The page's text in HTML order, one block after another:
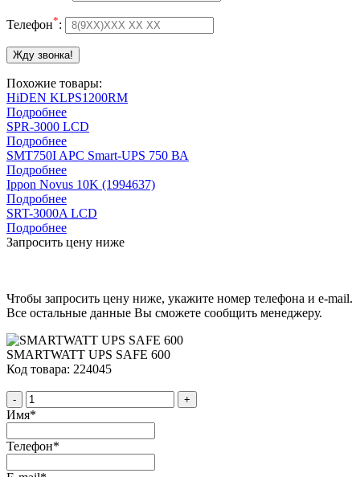
Телефон*:
Похожие товары:
HiDEN KLPS1200RM
Подробнее
SPR-3000 LCD
Подробнее
SMT750I APC Smart-UPS 750 ВА
Подробнее
Ippon Novus 10K (1994637)
Подробнее
SRT-3000A LCD
Подробнее
Запросить цену ниже
Чтобы запросить цену ниже, укажите номер телефона и e-mail.
Все остальные данные Вы сможете сообщить менеджеру.
SMARTWATT UPS SAFE 600
Код товара: 224045
- +
Имя*
Телефон*